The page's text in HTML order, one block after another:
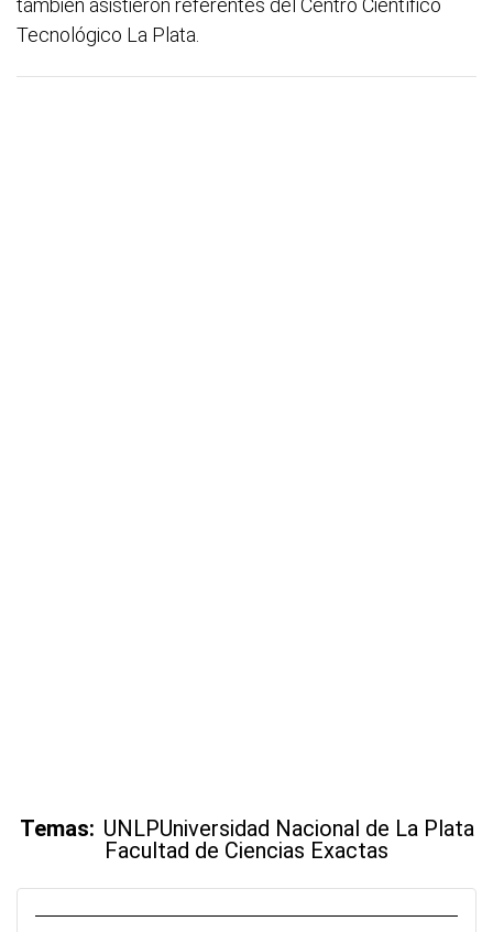
también asistieron referentes del Centro Científico
Tecnológico La Plata.
Temas: UNLPUniversidad Nacional de La Plata
Facultad de Ciencias Exactas